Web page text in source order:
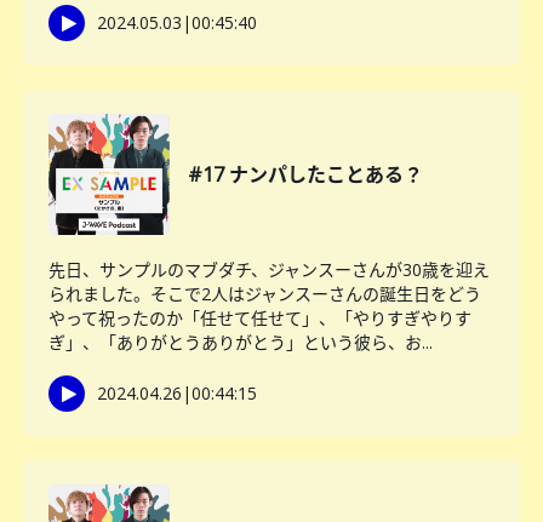
2024.05.03 |00:45:40
#17 ナンパしたことある？
先日、サンプルのマブダチ、ジャンスーさんが30歳を迎え
られました。そこで2人はジャンスーさんの誕生日をどう
やって祝ったのか「任せて任せて」、「やりすぎやりす
ぎ」、「ありがとうありがとう」という彼ら、お...
2024.04.26 |00:44:15